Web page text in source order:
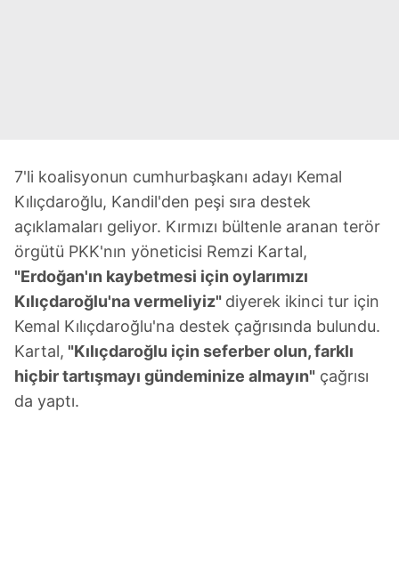
7'li koalisyonun cumhurbaşkanı adayı Kemal
Kılıçdaroğlu, Kandil'den peşi sıra destek
açıklamaları geliyor. Kırmızı bültenle aranan terör
örgütü PKK'nın yöneticisi Remzi Kartal,
"Erdoğan'ın kaybetmesi için oylarımızı
Kılıçdaroğlu'na vermeliyiz" diyerek ikinci tur için
Kemal Kılıçdaroğlu'na destek çağrısında bulundu.
Kartal, "Kılıçdaroğlu için seferber olun, farklı
hiçbir tartışmayı gündeminize almayın" çağrısı
da yaptı.